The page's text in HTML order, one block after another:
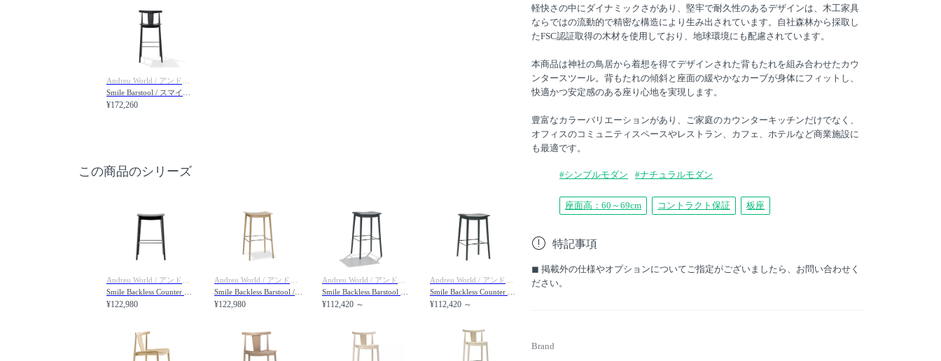
軽快さの中にダイナミックさがあり、堅牢で耐久性のあるデザインは、木工家具
ならではの流動的で精密な構造により生み出されています。自社森林から採取し
たFSC認証取得の木材を使用しており、地球環境にも配慮されています。
本商品は神社の鳥居から着想を得てデザインされた背もたれを組み合わせたカウ
ンタースツール。背もたれの傾斜と座面の緩やかなカーブが身体にフィットし、
快適かつ安定感のある座り心地を実現します。
豊富なカラーバリエーションがあり、ご家庭のカウンターキッチンだけでなく、
オフィスのコミュニティスペースやレストラン、カフェ、ホテルなど商業施設に
も最適です。
#シンプルモダン #ナチュラルモダン
座面高：60～69cm コントラクト保証 板座
特記事項
◼︎ 掲載外の仕様やオプションについてご指定がございましたら、お問い合わせく
ださい。
Brand
¥172,260
この商品のシリーズ
¥122,980 ¥122,980 ¥112,420 ～ ¥112,420 ～